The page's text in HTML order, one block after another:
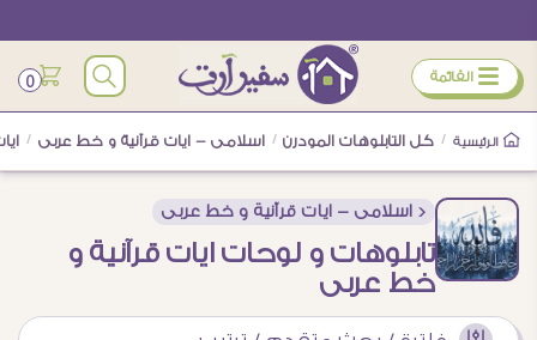
ÿ القائمة 0
الرئيسية / كل التابلوهات المودرن / اسلامى - ايات قرآنية و خط عربى /
< اسلامى - ايات قرآنية و خط عربى
تابلوهات و لوحات ايات قرآنية و
خط عربى